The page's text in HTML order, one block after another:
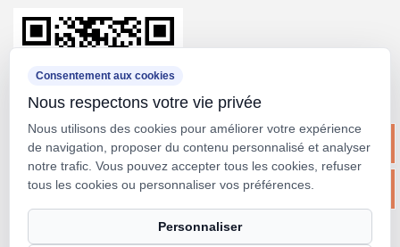
Suzhou M&scent Arts&crafts Co.,
Consentement aux cookies
Nous respectons votre vie privée
Nous utilisons des cookies pour améliorer votre expérience
de navigation, proposer du contenu personnalisé et analyser
notre trafic. Vous pouvez accepter tous les cookies, refuser
tous les cookies ou personnaliser vos préférences.
Personnaliser